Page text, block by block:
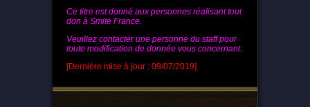
Ce titre est donné aux personnes réalisant tout
don à Smite France.
Veuillez contacter une personne du staff pour
toute modification de donnée vous concernant.
[Dernière mise à jour : 09/07/2019]